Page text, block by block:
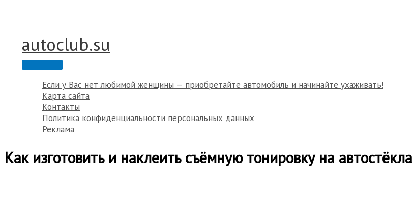
autoclub.su
Главное
Если у Вас нет любимой женщины — приобретайте автомобиль и начинайте ухаживать!
Карта сайта
Контакты
Политика конфиденциальности персональных данных
Реклама
Как изготовить и наклеить съёмную тонировку на автостёкла